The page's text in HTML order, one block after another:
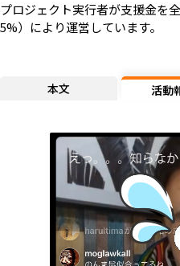
プロジェクト実行者が支援金を
5%）により運営しています。
本文 活動